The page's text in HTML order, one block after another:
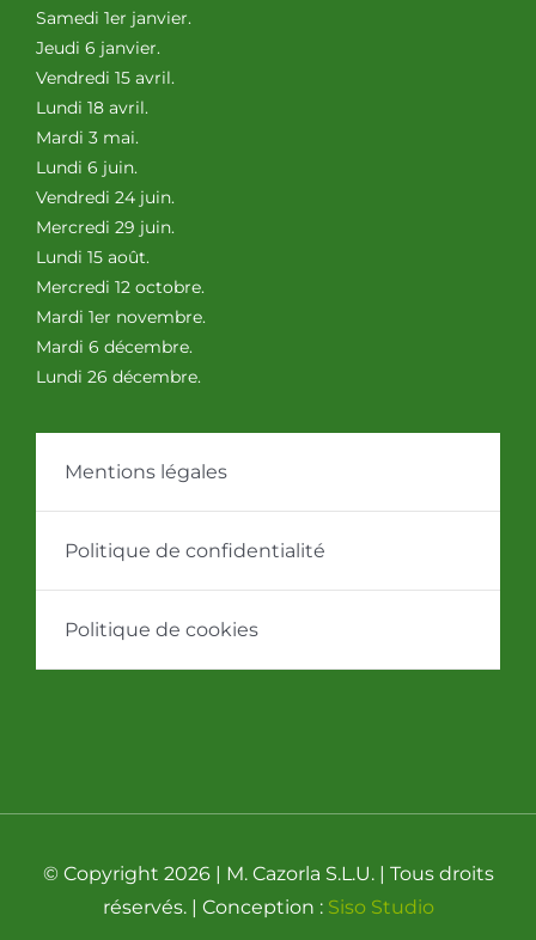
Samedi 1er janvier.
Jeudi 6 janvier.
Vendredi 15 avril.
Lundi 18 avril.
Mardi 3 mai.
Lundi 6 juin.
Vendredi 24 juin.
Mercredi 29 juin.
Lundi 15 août.
Mercredi 12 octobre.
Mardi 1er novembre.
Mardi 6 décembre.
Lundi 26 décembre.
Mentions légales
Politique de confidentialité
Politique de cookies
© Copyright 2026 | M. Cazorla S.L.U. | Tous droits
réservés. | Conception : Siso Studio